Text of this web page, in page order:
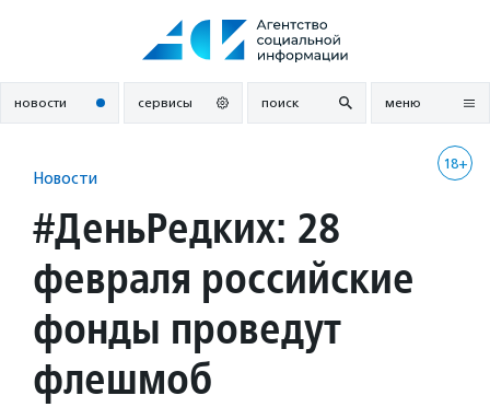
новости сервисы поиск меню
18+
Новости
#ДеньРедких: 28
февраля российские
фонды проведут
флешмоб